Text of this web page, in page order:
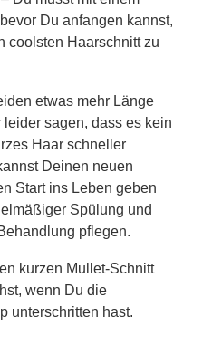
Du anfangen kannst,
coolsten Haarschnitt zu
etwas mehr Länge
sagen, dass es kein
Haar schneller
Deinen neuen
Start ins Leben geben
Spülung und
pflegen.
kurzen Mullet-Schnitt
wenn Du die
unterschritten hast.